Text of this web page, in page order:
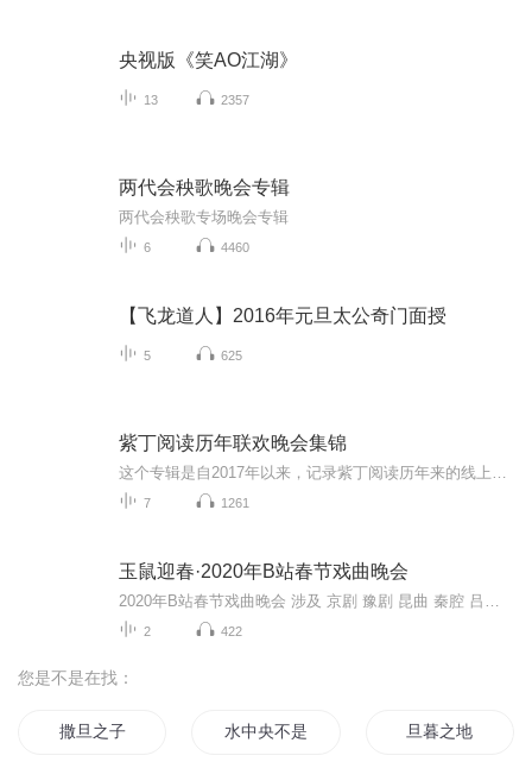
央视版《笑AO江湖》
13 2357
两代会秧歌晚会专辑
两代会秧歌专场晚会专辑
6 4460
【飞龙道人】2016年元旦太公奇门面授
5 625
紫丁阅读历年联欢晚会集锦
7 1261
玉鼠迎春·2020年B站春节戏曲晚会
2 422
您是不是在找：
撒旦之子 水中央不是水 旦暮之地